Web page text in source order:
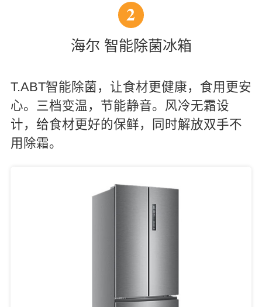
2
海尔 智能除菌冰箱
T.ABT智能除菌，让食材更健康，食用更安
心。三档变温，节能静音。风冷无霜设
计，给食材更好的保鲜，同时解放双手不
用除霜。